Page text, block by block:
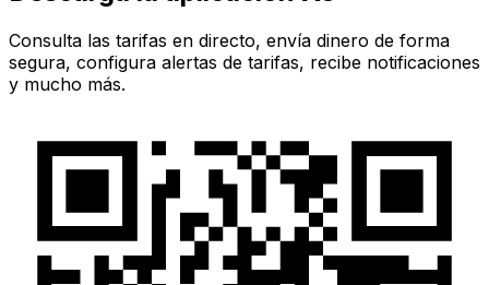
Consulta las tarifas en directo, envía dinero de forma
segura, configura alertas de tarifas, recibe notificaciones
y mucho más.